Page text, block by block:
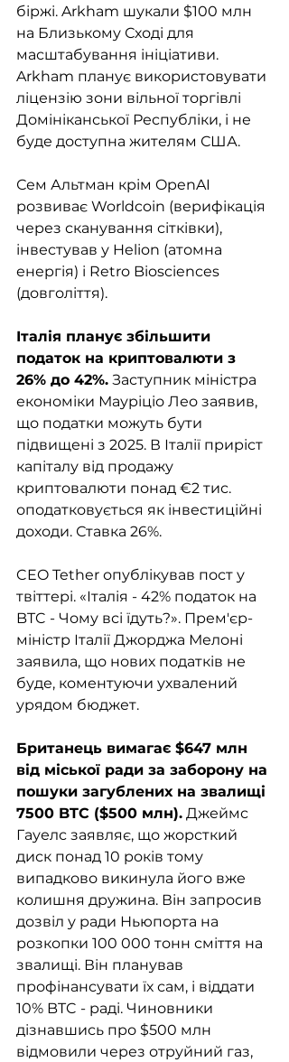
біржі. Arkham шукали $100 млн
на Близькому Сході для
масштабування ініціативи.
Arkham планує використовувати
ліцензію зони вільної торгівлі
Домініканської Республіки, і не
буде доступна жителям США.
Сем Альтман крім OpenAI
розвиває Worldcoin (верифікація
через сканування сітківки),
інвестував у Helion (атомна
енергія) і Retro Biosciences
(довголіття).
Італія планує збільшити
податок на криптовалюти з
26% до 42%. Заступник міністра
економіки Мауріціо Лео заявив,
що податки можуть бути
підвищені з 2025. В Італії приріст
капіталу від продажу
криптовалюти понад €2 тис.
оподатковується як інвестиційні
доходи. Ставка 26%.
CEO Tether опублікував пост у
твіттері. «Італія - 42% податок на
BTC - Чому всі їдуть?». Прем'єр-
міністр Італії Джорджа Мелоні
заявила, що нових податків не
буде, коментуючи ухвалений
урядом бюджет.
Британець вимагає $647 млн
від міської ради за заборону на
пошуки загублених на звалищі
7500 BTC ($500 млн). Джеймс
Гауелс заявляє, що жорсткий
диск понад 10 років тому
випадково викинула його вже
колишня дружина. Він запросив
дозвіл у ради Ньюпорта на
розкопки 100 000 тонн сміття на
звалищі. Він планував
профінансувати їх сам, і віддати
10% BTC - раді. Чиновники
дізнавшись про $500 млн
відмовили через отруйний газ,